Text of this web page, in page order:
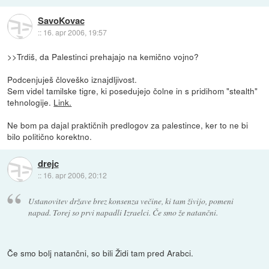
SavoKovac
:: 16. apr 2006, 19:57
>>Trdiš, da Palestinci prehajajo na kemično vojno?
Podcenjuješ človeško iznajdljivost.
Sem videl tamilske tigre, ki posedujejo čolne in s pridihom "stealth"
tehnologije. Link.
Ne bom pa dajal praktičnih predlogov za palestince, ker to ne bi
bilo politično korektno.
drejc
:: 16. apr 2006, 20:12
Ustanovitev države brez konsenza večine, ki tam živijo, pomeni
napad. Torej so prvi napadli Izraelci. Če smo že natančni.
Če smo bolj natančni, so bili Židi tam pred Arabci.